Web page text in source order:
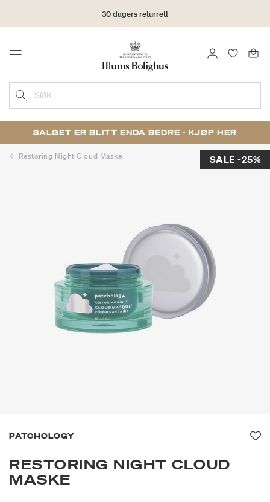
30 dagers returrett
Menu LOGG INN
SØK
SALGET ER BLITT ENDA BEDRE - KJØP HER
Restoring Night Cloud Maske SALE -25%
PATCHOLOGY
RESTORING NIGHT CLOUD
MASKE